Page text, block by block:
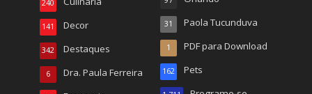
240
Decor
141
Destaques
342
Dra. Paula Ferreira
6
Paola Tucunduva
31
PDF para Download
1
Pets
162